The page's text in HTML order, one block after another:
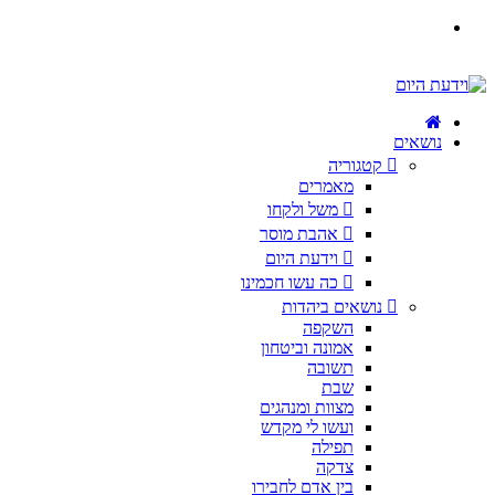
נושאים
קטגוריה
מאמרים
משל ולקחו
אהבת מוסר
וידעת היום
כה עשו חכמינו
נושאים ביהדות
השקפה
אמונה וביטחון
תשובה
שבת
מצוות ומנהגים
ועשו לי מקדש
תפילה
צדקה
בין אדם לחבירו